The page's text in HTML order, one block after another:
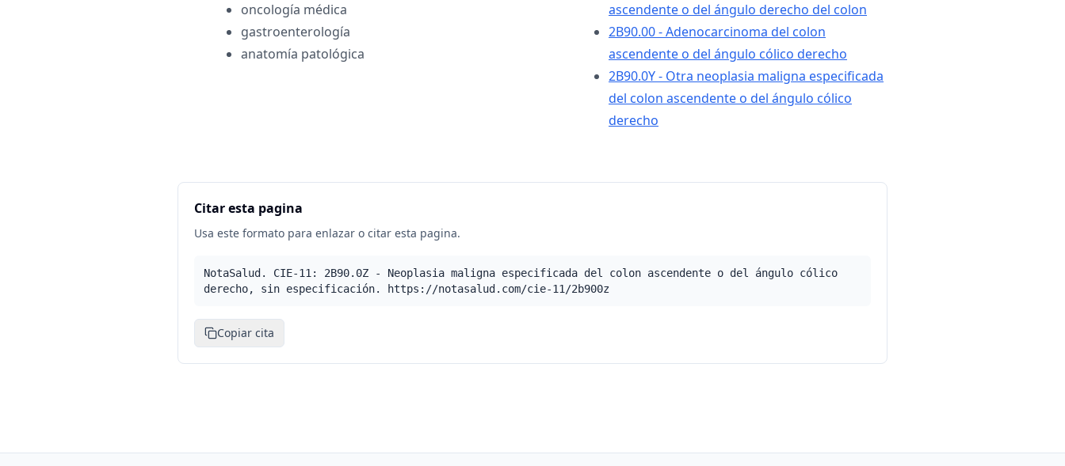
oncología médica
gastroenterología
anatomía patológica
ascendente o del ángulo derecho del colon
2B90.00 - Adenocarcinoma del colon
ascendente o del ángulo cólico derecho
2B90.0Y - Otra neoplasia maligna especificada
del colon ascendente o del ángulo cólico
derecho
Citar esta pagina
Usa este formato para enlazar o citar esta pagina.
NotaSalud. CIE-11: 2B90.0Z - Neoplasia maligna especificada del colon ascendente o del ángulo cólico
derecho, sin especificación. https://notasalud.com/cie-11/2b900z
Copiar cita